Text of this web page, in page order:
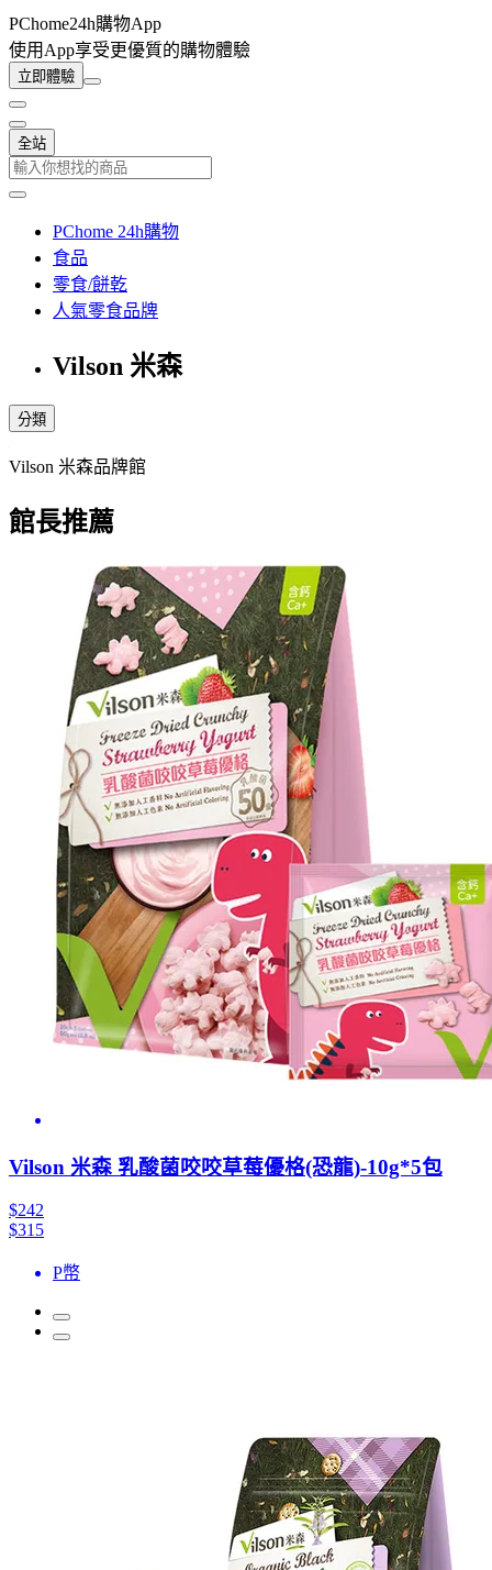
PChome24h購物App
使用App享受更優質的購物體驗
立即體驗
全站
PChome 24h購物
食品
零食/餅乾
人氣零食品牌
Vilson 米森
分類
Vilson 米森品牌館
館長推薦
米森Vilson有機食品的第一首選
查看更多
Vilson 米森 乳酸菌咬咬草莓優格(恐龍)-10g*5包
$242
$315
P幣